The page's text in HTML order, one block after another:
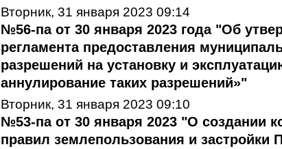
Вторник, 31 января 2023 09:14
№56-па от 30 января 2023 года "Об
регламента предоставления
разрешений на установку и
аннулирование таких разрешений»"
Вторник, 31 января 2023 09:10
№53-па от 30 января 2023 "О создании
правил землепользования и застройки